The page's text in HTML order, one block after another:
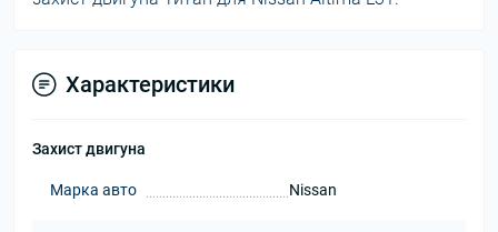
Характеристики
Захист двигуна
Марка авто Nissan